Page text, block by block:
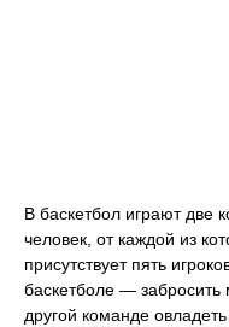
В баскетбол играют две
человек, от каждой из
присутствует пять
баскетболе — забросить
другой команде